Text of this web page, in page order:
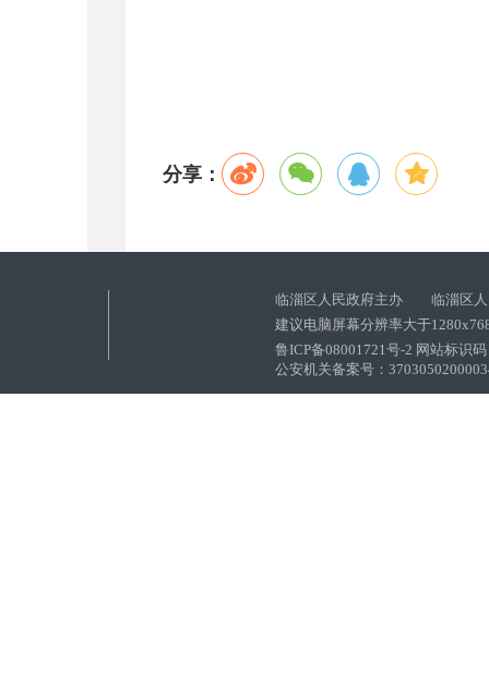
分享：
临淄区人民政府主办 临淄区人
建议电脑屏幕分辨率大于
鲁ICP备08001721号-2 网站标识
公安机关备案号：